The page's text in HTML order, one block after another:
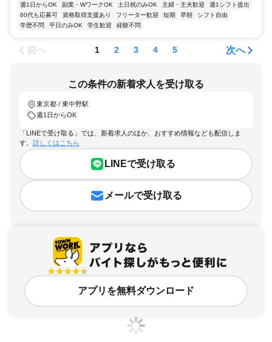
週1日からOK
副業・WワークOK 土日祝のみOK 主婦・主夫歓迎
週1シフト提出
60代も応募可
資格取得支援あり フリーター歓迎 短期 早朝
シフト自由
学歴不問
平日のみOK 学生歓迎 経験不問
前へ 1 2 3 4 5 次へ
この条件の新着求人を受け取る
東京都 / 東中野駅
週1日からOK
「LINEで受け取る」では、新着求人のほか、おすすめ情報なども配信しま
す。 詳しくはこちら
LINEで受け取る
メールで受け取る
アプリを無料ダウンロード